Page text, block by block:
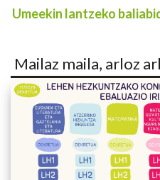
Umeekin lantzeko
Mailaz maila, arloz